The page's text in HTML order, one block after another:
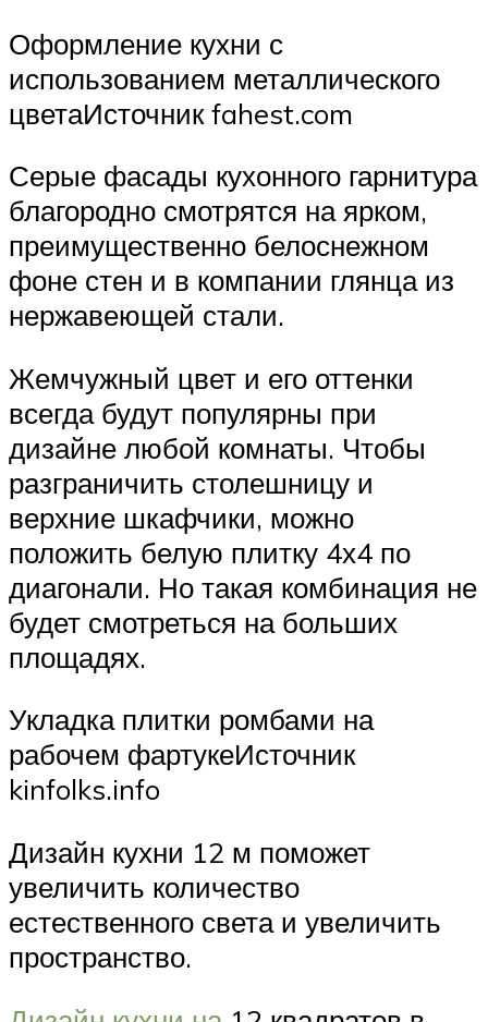
Оформление кухни с
использованием металлического
цветаИсточник fahest.com
Серые фасады кухонного гарнитура
благородно смотрятся на ярком,
преимущественно белоснежном
фоне стен и в компании глянца из
нержавеющей стали.
Жемчужный цвет и его оттенки
всегда будут популярны при
дизайне любой комнаты. Чтобы
разграничить столешницу и
верхние шкафчики, можно
положить белую плитку 4х4 по
диагонали. Но такая комбинация не
будет смотреться на больших
площадях.
Укладка плитки ромбами на
рабочем фартукеИсточник
kinfolks.info
Дизайн кухни 12 м поможет
увеличить количество
естественного света и увеличить
пространство.